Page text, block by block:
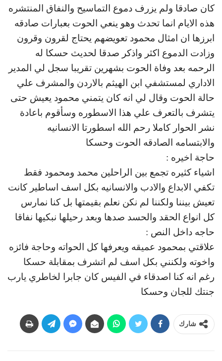
كان صادقا ولم يزرف دموع التماسيح والنفاق المنتشره
هذه الايام انما تحدث وهو ينعي الحوت بعبارات صادقه
ابرزها ان امثال محمود تعويضهم يحتاج لقرون وقرون
وزادت الدموع اكثر واذكر صدقا لحديث حسكا له
الرحمه بعد وفاة الحوت بشهرين تقريبا سجل لي المدير
الاداري لمستشفي ابن الهيثم بالاردن والمشرف علي
حالة الحوت وقال لي انه كان يتمني محمود يعيش حتى
يتشرف بالتعرف علي هذا الاسطوره وسأقوم باعادة
نشر الحوار كاملا رحم الله اسطورتا الانسانيه
والابتسامه الصادقه الحوت وحسكا
حاجة اخيره :
اشياء كثيره تجمع بين الراحلين محمد ومحمود فقط
تكفي الابداع والادب والانسانيه بكل اسف اساطير كانت
تعيش بيننا ولكننا لم نكن نعلم بقيمتها بل كنا نمارس
كل انواع الحقد والحسد صدها وبعد رحيلها نبكيها نفاقا
حاجه داخل النص :
علاقتي بمحمود عميقه ويعرفها كل الحواته وحاجة فائزه
واخوته ولكنني بكل اسف لم اتشرف بمقابلة حسكا
رغم انه كنا اصدقاء في الفيس كان جابرا لخاطري يارب
جنتك للجان وحسكا
شارك